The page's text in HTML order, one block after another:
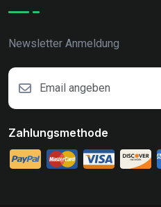
Newsletter Anmeldung
Zahlungsmethode